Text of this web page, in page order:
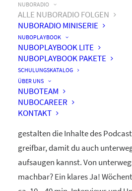
NUBORADIO
ALLE NUBORADIO FOLGEN
NUBORADIO MINISERIE
NUBOPLAYBOOK
NUBOPLAYBOOK LITE
NUBOPLAYBOOK PAKETE
SCHULUNGSKATALOG
ÜBER UNS
NUBOTEAM
NUBOCAREER
KONTAKT
by nuboworkers
Herzlich Willkommen! Du hast
ganz eigenenPodcast zur
Unsere beiden Moderatoren
gestalten die Inhalte des
greifbar, damit du auch
aufsaugen kannst. Von
machbar? Ein klares Ja!